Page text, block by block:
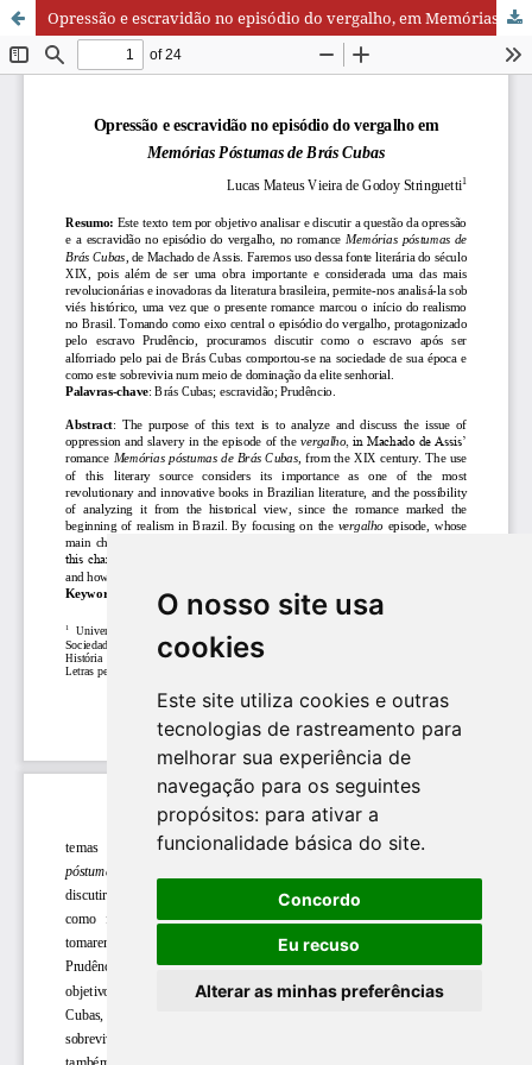
O nosso site usa
cookies
Este site utiliza cookies e outras
tecnologias de rastreamento para
melhorar sua experiência de
navegação para os seguintes
propósitos: para ativar a
funcionalidade básica do site.
Concordo
Eu recuso
Alterar as minhas preferências
Opressão e escravidão no episódio do vergalho, em Memórias Póstumas de Brás Cubas